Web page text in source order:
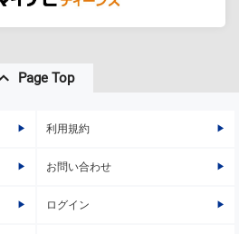
Page Top
利用規約
お問い合わせ
ログイン